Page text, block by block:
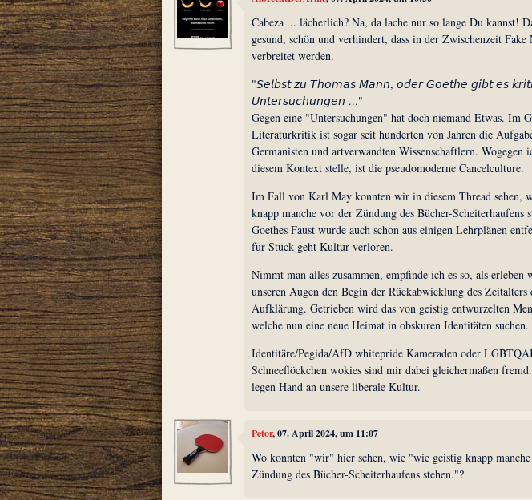
Cabeza ... lächerlich? Na, da lache nur so lange Du kannst!
gesund, schön und verhindert, dass in der Zwischenzeit Fake
verbreitet werden.
"𝘚𝘦𝘭𝘣𝘴𝘵 𝘻𝘶 𝘛𝘩𝘰𝘮𝘢𝘴 𝘔𝘢𝘯𝘯, 𝘰𝘥𝘦𝘳 𝘎𝘰𝘦𝘵𝘩𝘦 𝘨𝘪𝘣𝘵 𝘦𝘴
𝘜𝘯𝘵𝘦𝘳𝘴𝘶𝘤𝘩𝘶𝘯𝘨𝘦𝘯 ..."
Gegen eine "Untersuchungen" hat doch niemand Etwas. Im
Literaturkritik ist sogar seit hunderten von Jahren die
Germanisten und artverwandten Wissenschaftlern. Wogegen
diesem Kontext stelle, ist die pseudomoderne Cancelculture.
Im Fall von Karl May konnten wir in diesem Thread sehen,
knapp manche vor der Zündung des Bücher-Scheiterhaufens
Goethes Faust wurde auch schon aus einigen Lehrplänen
für Stück geht Kultur verloren.
Nimmt man alles zusammen, empfinde ich es so, als erleben
unseren Augen den Begin der Rückabwicklung des Zeitalters
Aufklärung. Getrieben wird das von geistig entwurzelten
welche nun eine neue Heimat in obskuren Identitäten suchen.
Identitäre/Pegida/AfD whitepride Kameraden oder
Schneeflöckchen wokies sind mir dabei gleichermaßen
legen Hand an unsere liberale Kultur.
Petor, 07. April 2024, um 11:07
Wo konnten "wir" hier sehen, wie "wie geistig knapp
Zündung des Bücher-Scheiterhaufens stehen."?